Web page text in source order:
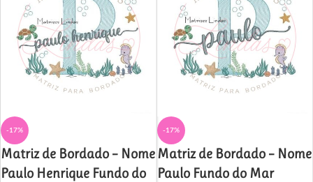
-17%
Matriz de Bordado – Nome
Paulo Henrique Fundo do
-17%
Matriz de Bordado – Nome
Paulo Fundo do Mar